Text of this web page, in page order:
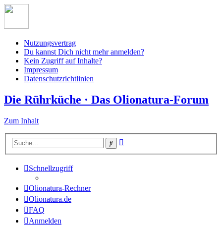
Nutzungsvertrag
Du kannst Dich nicht mehr anmelden?
Kein Zugriff auf Inhalte?
Impressum
Datenschutzrichtlinien
Die Rührküche · Das Olionatura-Forum
Zum Inhalt
Suche
Schnellzugriff
Olionatura-Rechner
Olionatura.de
FAQ
Anmelden